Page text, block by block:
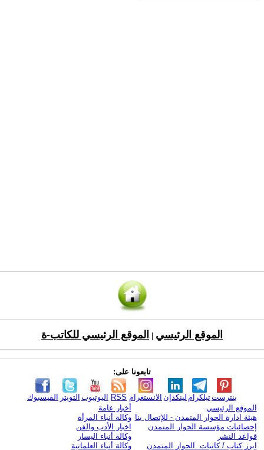
الموقع الرئيسي الموقع الرئيسي للكاتب-ة
تابعونا على:
الفيسبوك التويتر اليوتيوب RSS الانستغرام لينكدإن تيلكرامبنترست
الموقع الرئيسي
هيئة ادارة الحوار المتمدن - للإتصال بنا
إحصائيات مؤسسة الحوار المتمدن
قواعد النشر
ابرز كتاب / كاتبات الحوار المتمدن
أخبار عامة
وكالة أنباء المرأة
اخبار الأدب والفن
وكالة أنباء اليسار
وكالة أنباء العلمانية